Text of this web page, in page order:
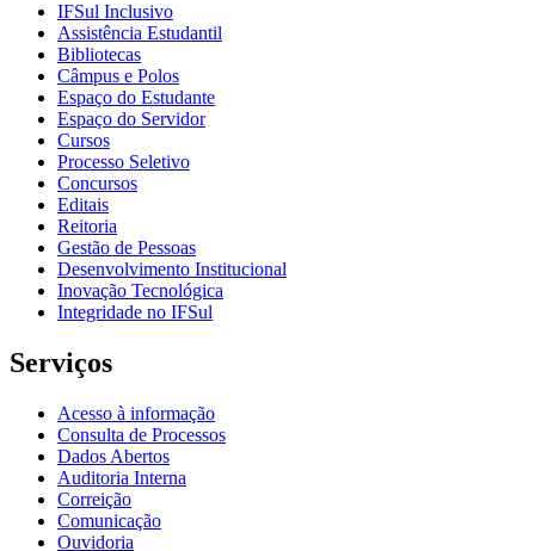
IFSul Inclusivo
Assistência Estudantil
Bibliotecas
Câmpus e Polos
Espaço do Estudante
Espaço do Servidor
Cursos
Processo Seletivo
Concursos
Editais
Reitoria
Gestão de Pessoas
Desenvolvimento Institucional
Inovação Tecnológica
Integridade no IFSul
Serviços
Acesso à informação
Consulta de Processos
Dados Abertos
Auditoria Interna
Correição
Comunicação
Ouvidoria